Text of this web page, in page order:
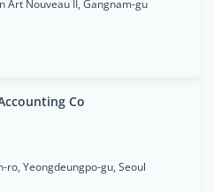
Art Nouveau II, Gangnam-gu
Co
ro, Yeongdeungpo-gu, Seoul